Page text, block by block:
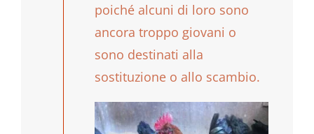
poiché alcuni di loro sono
ancora troppo giovani o
sono destinati alla
sostituzione o allo scambio.